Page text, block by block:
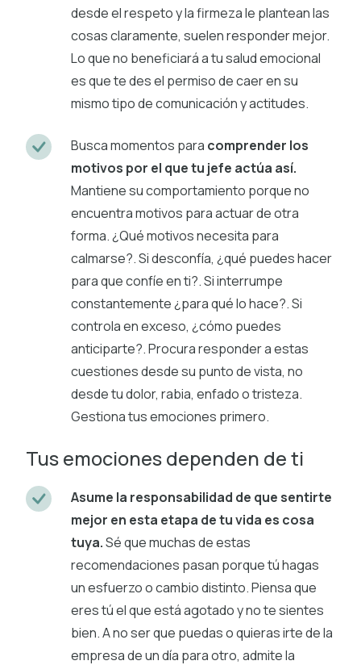
desde el respeto y la firmeza le plantean las
cosas claramente, suelen responder mejor.
Lo que no beneficiará a tu salud emocional
es que te des el permiso de caer en su
mismo tipo de comunicación y actitudes.
Busca momentos para comprender los
motivos por el que tu jefe actúa así.
Mantiene su comportamiento porque no
encuentra motivos para actuar de otra
forma. ¿Qué motivos necesita para
calmarse?. Si desconfía, ¿qué puedes hacer
para que confíe en ti?. Si interrumpe
constantemente ¿para qué lo hace?. Si
controla en exceso, ¿cómo puedes
anticiparte?. Procura responder a estas
cuestiones desde su punto de vista, no
desde tu dolor, rabia, enfado o tristeza.
Gestiona tus emociones primero.
Tus emociones dependen de ti
Asume la responsabilidad de que sentirte
mejor en esta etapa de tu vida es cosa
tuya.Sé que muchas de estas
recomendaciones pasan porque tú hagas
un esfuerzo o cambio distinto. Piensa que
eres tú el que está agotado y no te sientes
bien. A no ser que puedas o quieras irte de la
empresa de un día para otro, admite la